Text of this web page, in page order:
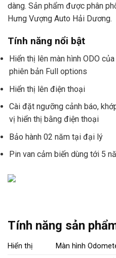
dàng. Sản phẩm được phân
Hưng Vượng Auto Hải Dương.
Tính năng nổi bật
Hiển thị lên màn hình ODO
phiên bản Full options
Hiển thị lên điện thoại
Cài đặt ngưỡng cảnh báo,
vị hiển thị bằng điện thoại
Bảo hành 02 năm tại đại lý
Pin van cảm biến dùng tới 5
Tính năng sản
Hiển thị Màn hình